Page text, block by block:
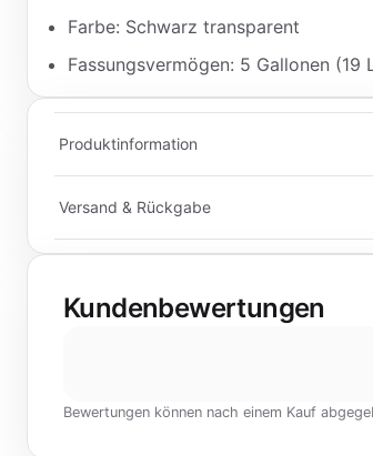
Farbe: Schwarz transparent
Fassungsvermögen: 5 Gallonen (19
Produktinformation
Versand & Rückgabe
Kundenbewertungen
Bewertungen können nach einem Kauf